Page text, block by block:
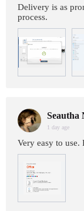
Delivery is as
process.
Seautha
1 day age
Very easy to